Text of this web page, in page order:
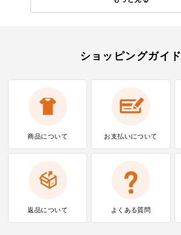
ショッピングガイド
商品について お支払いについて
返品について よくある質問